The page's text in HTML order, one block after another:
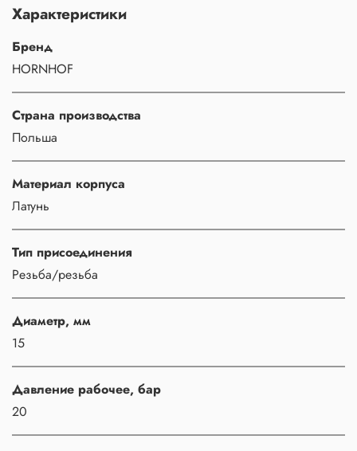
Характеристики
Бренд
HORNHOF
Страна производства
Польша
Материал корпуса
Латунь
Тип присоединения
Резьба/резьба
Диаметр, мм
15
Давление рабочее, бар
20